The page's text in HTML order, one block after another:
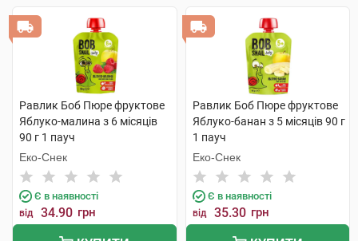
Равлик Боб Пюре фруктове
Яблуко-малина з 6 місяців
90 г 1 пауч
Еко-Снек
Є в наявності
від 34.90 грн
Равлик Боб Пюре фруктове
Яблуко-банан з 5 місяців 90 г
1 пауч
Еко-Снек
Є в наявності
від 35.30 грн